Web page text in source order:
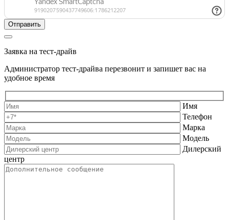
Заявка на тест-драйв
Администратор тест-драйва перезвонит и запишет вас на
удобное время
Имя
Телефон
Марка
Модель
Дилерский
центр